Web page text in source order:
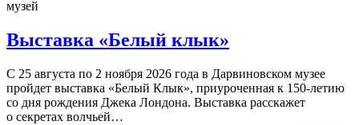
музей
Выставка «Белый клык»
С 25 августа по 2 ноября 2026 года в Дарвиновском музее
пройдет выставка «Белый Клык», приуроченная к 150-летию
со дня рождения Джека Лондона. Выставка расскажет
о секретах волчьей…